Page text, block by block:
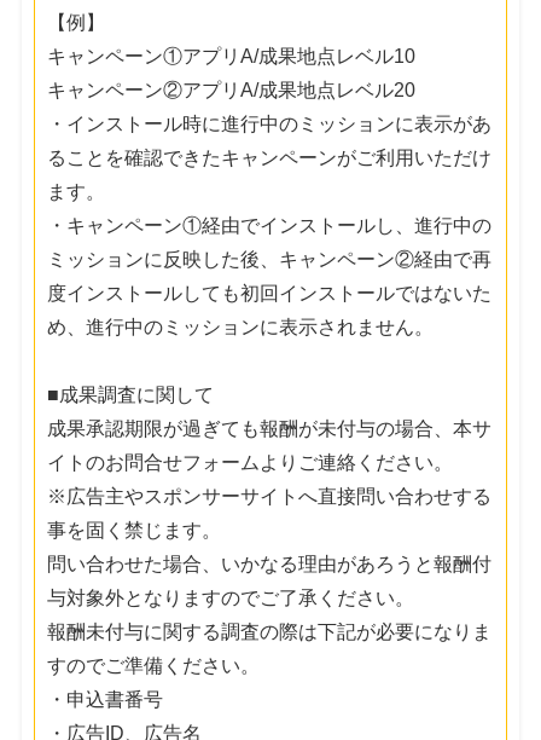
【例】
キャンペーン①アプリA/成果地点レベル10
キャンペーン②アプリA/成果地点レベル20
・インストール時に進行中のミッションに表示があ
ることを確認できたキャンペーンがご利用いただけ
ます。
・キャンペーン①経由でインストールし、進行中の
ミッションに反映した後、キャンペーン②経由で再
度インストールしても初回インストールではないた
め、進行中のミッションに表示されません。
■成果調査に関して
成果承認期限が過ぎても報酬が未付与の場合、本サ
イトのお問合せフォームよりご連絡ください。
※広告主やスポンサーサイトへ直接問い合わせする
事を固く禁じます。
問い合わせた場合、いかなる理由があろうと報酬付
与対象外となりますのでご了承ください。
報酬未付与に関する調査の際は下記が必要になりま
すのでご準備ください。
・申込書番号
・広告ID、広告名